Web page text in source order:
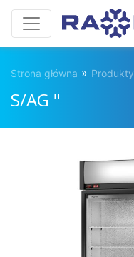
Strona główna » Produkty
S/AG "